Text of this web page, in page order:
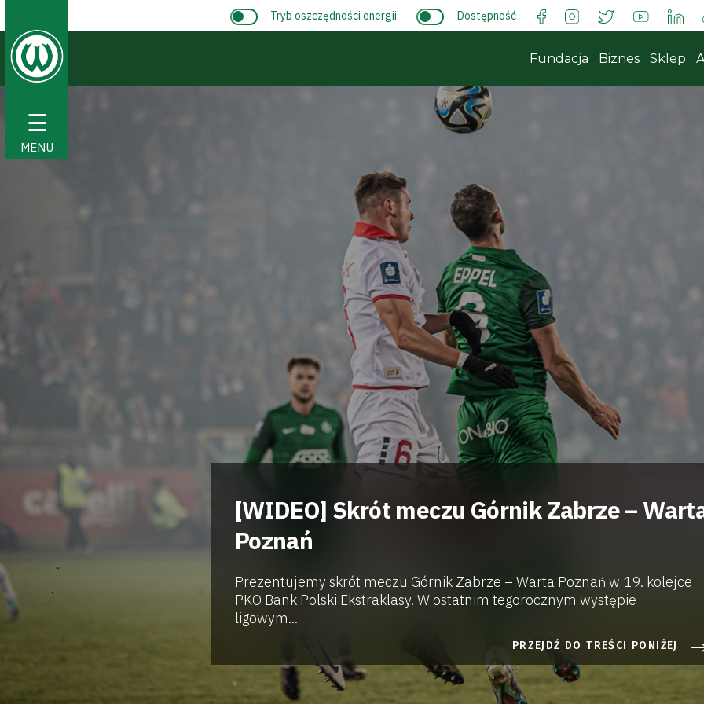
☰
MENU
Tryb oszczędności energii Dostępność
Fundacja Biznes Sklep
[WIDEO] Skrót meczu Górnik Zabrze –
Poznań
Prezentujemy skrót meczu Górnik Zabrze – Warta Poznań w 19. kolejce
PKO Bank Polski Ekstraklasy. W ostatnim tegorocznym występie
ligowym...
PRZEJDŹ DO TREŚCI PONIŻEJ